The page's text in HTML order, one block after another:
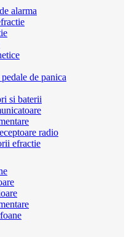
alarma
de panica
si baterii
radio
efractie